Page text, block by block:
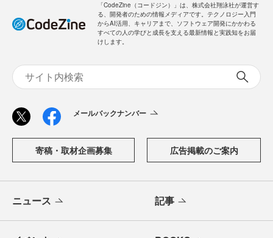
「CodeZine（コードジン）」は、株式会社翔泳社が運営す
る、開発者のための情報メディアです。テクノロジー入門
からAI活用、キャリアまで、ソフトウェア開発にかかわる
すべての人の学びと成長を支える最新情報と実践知をお届
けします。
メールバックナンバー
寄稿・取材企画募集 広告掲載のご案内
ニュース 記事